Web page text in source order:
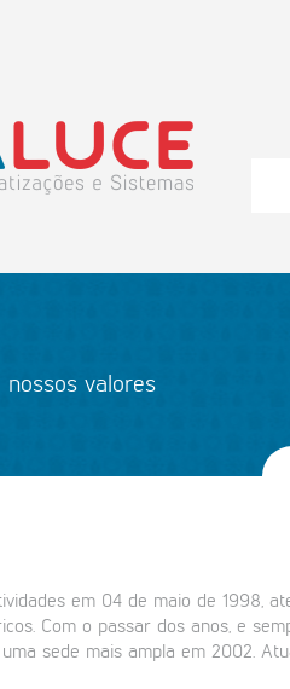
valores
em 04 de maio de 1998,
Com o passar dos anos, e
sede mais ampla em 2002.